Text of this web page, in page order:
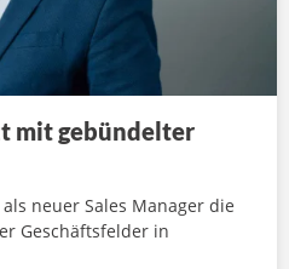
mit gebündelter
neuer Sales Manager die
Geschäftsfelder in